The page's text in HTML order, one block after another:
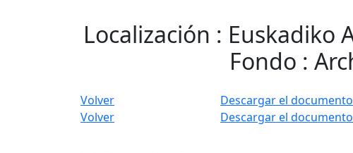
Localización : Euskadiko
Fondo :
Volver
Descargar el
Volver
Descargar el